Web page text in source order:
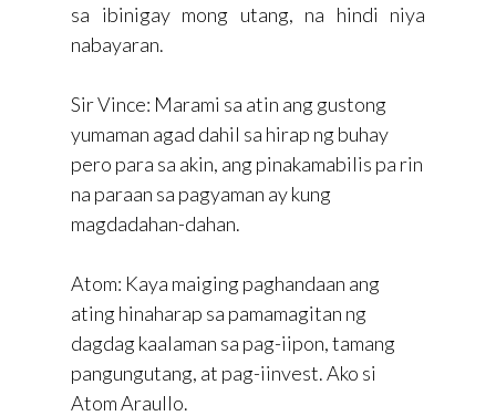
sa ibinigay mong utang, na hindi niya
nabayaran.
Sir Vince: Marami sa atin ang gustong
yumaman agad dahil sa hirap ng buhay
pero para sa akin, ang pinakamabilis pa rin
na paraan sa pagyaman ay kung
magdadahan-dahan.
Atom: Kaya maiging paghandaan ang
ating hinaharap sa pamamagitan ng
dagdag kaalaman sa pag-iipon, tamang
pangungutang, at pag-iinvest. Ako si
Atom Araullo.